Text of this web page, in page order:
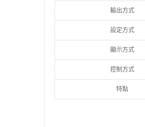
輸出方式
設定方式
顯示方式
控制方式
特點